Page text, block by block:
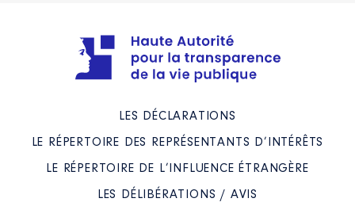
LES DÉCLARATIONS
LE RÉPERTOIRE DES REPRÉSENTANTS D’INTÉRÊTS
LE RÉPERTOIRE DE L’INFLUENCE ÉTRANGÈRE
LES DÉLIBÉRATIONS / AVIS